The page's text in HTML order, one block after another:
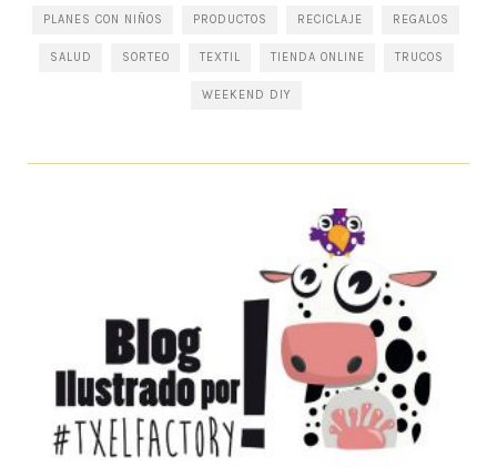
PLANES CON NIÑOS PRODUCTOS RECICLAJE REGALOS
SALUD SORTEO TEXTIL TIENDA ONLINE TRUCOS
WEEKEND DIY